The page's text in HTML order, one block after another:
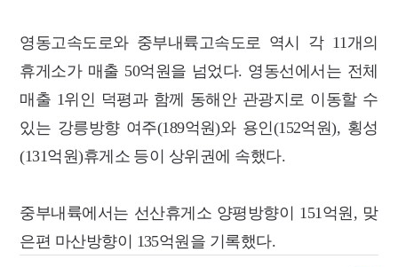
영동고속도로와 중부내륙고속도로 역시 각 11개의
휴게소가 매출 50억원을 넘었다. 영동선에서는 전체
매출 1위인 덕평과 함께 동해안 관광지로 이동할 수
있는 강릉방향 여주(189억원)와 용인(152억원), 횡성
(131억원)휴게소 등이 상위권에 속했다.
중부내륙에서는 선산휴게소 양평방향이 151억원, 맞
은편 마산방향이 135억원을 기록했다.